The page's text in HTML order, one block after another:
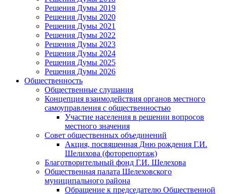
Решения Думы 2019
Решения Думы 2020
Решения Думы 2021
Решения Думы 2022
Решения Думы 2023
Решения Думы 2024
Решения Думы 2025
Решения Думы 2026
Общественность
Общественные слушания
Концепция взаимодействия органов местного
самоуправления с общественностью
Участие населения в решении вопросов
местного значения
Совет общественных объединений
Акция, посвященная Дню рождения Г.И.
Шелихова (фоторепортаж)
Благотворительный фонд Г.И. Шелехова
Общественная палата Шелеховского
муниципального района
Обращение к председателю Общественной